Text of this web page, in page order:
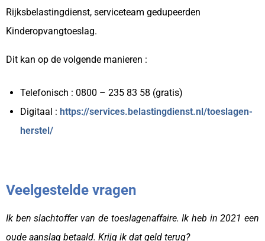
Rijksbelastingdienst, serviceteam gedupeerden
Kinderopvangtoeslag.
Dit kan op de volgende manieren :
Telefonisch : 0800 – 235 83 58 (gratis)
Digitaal : https://services.belastingdienst.nl/toeslagen-
herstel/
Veelgestelde vragen
Ik ben slachtoffer van de toeslagenaffaire. Ik heb in 2021 een
oude aanslag betaald. Krijg ik dat geld terug?